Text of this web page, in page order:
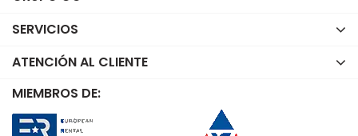
SERVICIOS
ATENCIÓN AL CLIENTE
MIEMBROS DE: